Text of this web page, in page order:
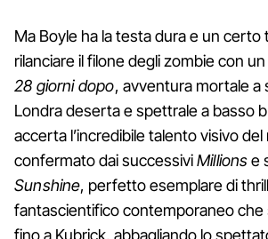
Ma Boyle ha la testa dura e un certo
rilanciare il filone degli zombie con
28 giorni dopo, avventura mortale a
Londra deserta e spettrale a basso
accerta l’incredibile talento visivo
confermato dai successiviMillionse
Sunshine, perfetto esemplare di
fantascientifico contemporaneo che
fino a Kubrick, abbagliando lo